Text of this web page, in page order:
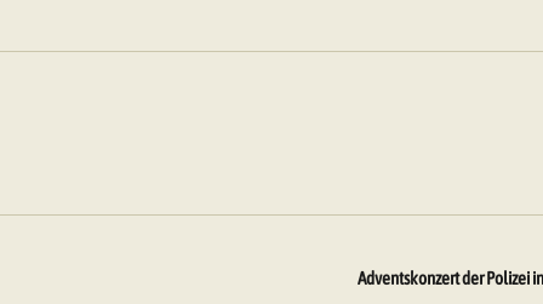
Adventskonzert der Polizei